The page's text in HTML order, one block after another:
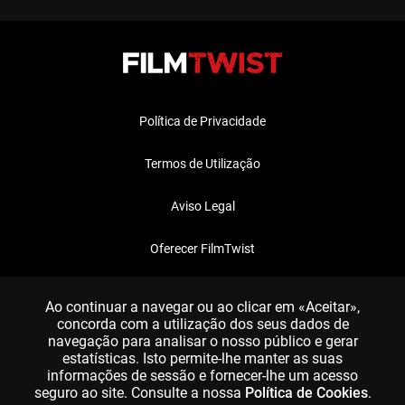
Política de Privacidade
Termos de Utilização
Aviso Legal
Oferecer FilmTwist
Ao continuar a navegar ou ao clicar em «Aceitar»,
concorda com a utilização dos seus dados de
navegação para analisar o nosso público e gerar
estatísticas. Isto permite-lhe manter as suas
informações de sessão e fornecer-lhe um acesso
seguro ao site. Consulte a nossa Política de Cookies.